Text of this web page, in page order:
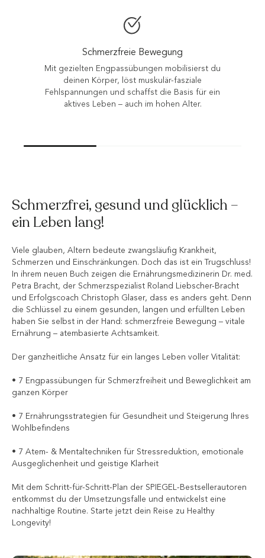
Schmerzfreie Bewegung
Mit gezielten Engpassübungen mobilisierst du
deinen Körper, löst muskulär-fasziale
Fehlspannungen und schaffst die Basis für ein
aktives Leben – auch im hohen Alter.
Schmerzfrei, gesund und glücklich –
ein Leben lang!
Viele glauben, Altern bedeute zwangsläufig Krankheit,
Schmerzen und Einschränkungen. Doch das ist ein Trugschluss!
In ihrem neuen Buch zeigen die Ernährungsmedizinerin Dr. med.
Petra Bracht, der Schmerzspezialist Roland Liebscher-Bracht
und Erfolgscoach Christoph Glaser, dass es anders geht. Denn
die Schlüssel zu einem gesunden, langen und erfüllten Leben
haben Sie selbst in der Hand: schmerzfreie Bewegung – vitale
Ernährung – atembasierte Achtsamkeit.
Der ganzheitliche Ansatz für ein langes Leben voller Vitalität:
• 7 Engpassübungen für Schmerzfreiheit und Beweglichkeit am
ganzen Körper
• 7 Ernährungsstrategien für Gesundheit und Steigerung Ihres
Wohlbefindens
• 7 Atem- & Mentaltechniken für Stressreduktion, emotionale
Ausgeglichenheit und geistige Klarheit
Mit dem Schritt-für-Schritt-Plan der SPIEGEL-Bestsellerautoren
entkommst du der Umsetzungsfalle und entwickelst eine
nachhaltige Routine. Starte jetzt dein Reise zu Healthy
Longevity!